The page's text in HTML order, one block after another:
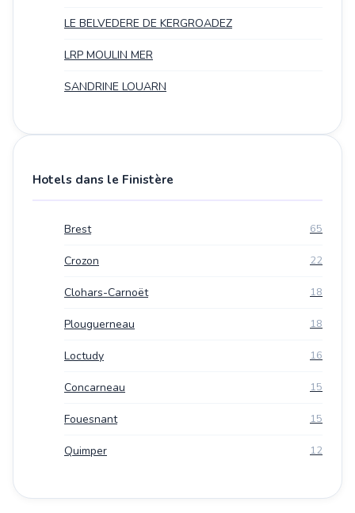
LE BELVEDERE DE KERGROADEZ
LRP MOULIN MER
SANDRINE LOUARN
Hotels dans le Finistère
Brest 65
Crozon 22
Clohars-Carnoët 18
Plouguerneau 18
Loctudy 16
Concarneau 15
Fouesnant 15
Quimper 12